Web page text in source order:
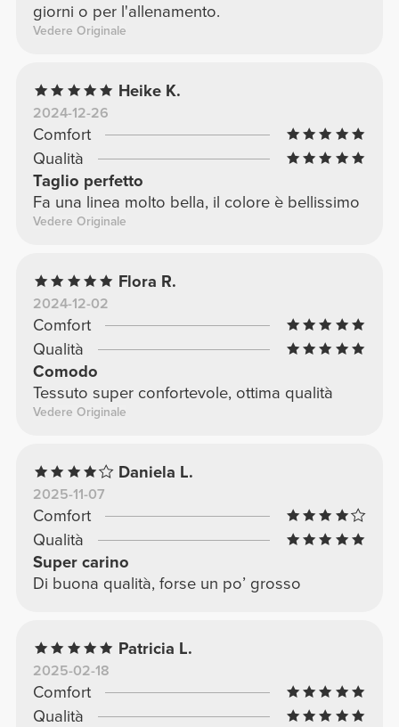
giorni o per l'allenamento.
Vedere Originale
Heike K.
2024-12-26
Comfort
Qualità
Taglio perfetto
Fa una linea molto bella, il colore è bellissimo
Vedere Originale
Flora R.
2024-12-02
Comfort
Qualità
Comodo
Tessuto super confortevole, ottima qualità
Vedere Originale
Daniela L.
2025-11-07
Comfort
Qualità
Super carino
Di buona qualità, forse un po’ grosso
Patricia L.
2025-02-18
Comfort
Qualità